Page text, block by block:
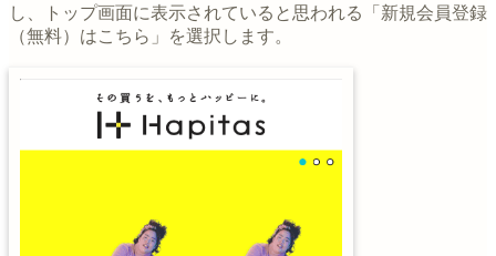
し、トップ画面に表示されていると思われる「新規会員登録
（無料）はこちら」を選択します。